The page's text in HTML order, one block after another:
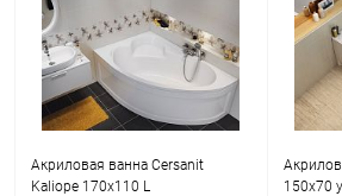
Акриловая ванна Cersanit
Kaliope 170x110 L
150x70